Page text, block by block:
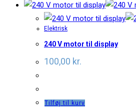
Elektrisk
240 V motor til display
100,00 kr.
Tilføj til kurv